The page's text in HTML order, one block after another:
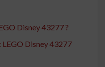
Disney 43277 ?
Disney 43277